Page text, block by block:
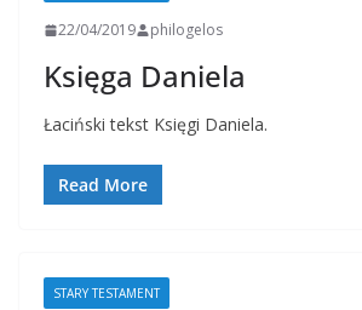
22/04/2019 philogelos
Księga Daniela
Łaciński tekst Księgi Daniela.
Read More
STARY TESTAMENT